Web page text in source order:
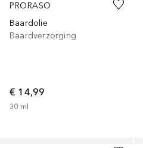
PRORASO
Baardolie
Baardverzorging
€ 14,99
30 ml